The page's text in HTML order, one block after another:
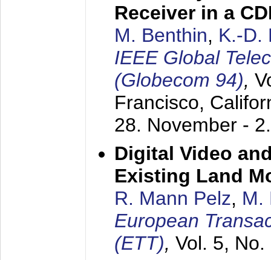
Receiver in a
M. Benthin, K.-D.
IEEE Global
(Globecom 94),
Francisco,
28. November -
Digital Video
Existing Land
R. Mann Pelz, M.
European
(ETT), Vol. 5,